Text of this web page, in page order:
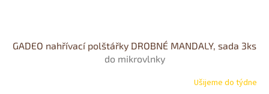
GADEO nahřívací polštářky DROBNÉ MANDALY, sada 3ks
do mikrovlnky
Ušijeme do týdne